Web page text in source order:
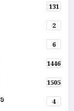
131
2
6
1446
1505
4